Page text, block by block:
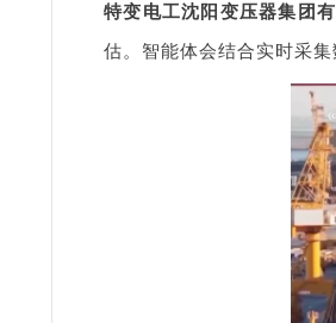
特变电工沈阳变压器集团
估。智能体会结合实时采